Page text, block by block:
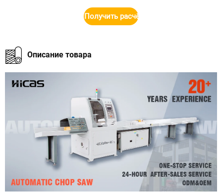
Получить расчёт стоимости
Описание товара